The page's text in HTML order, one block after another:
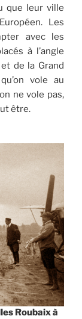
que leur ville
Les
avec les
à l’angle
de la Grand
vole au
ne vole pas,
être.
Roubaix à